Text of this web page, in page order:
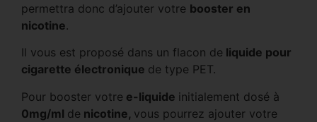
permettra donc d’ajouter votre booster en
nicotine.
Il vous est proposé dans un flacon de liquide pour
cigarette électronique de type PET.
Pour booster votre e-liquide initialement dosé à
0mg/ml de nicotine, vous pourrez ajouter votre